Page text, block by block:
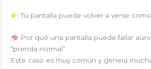
Tu pantalla puede volver a verse
Por qué una pantalla puede fallar
“prenda normal”
Este caso es muy común y genera